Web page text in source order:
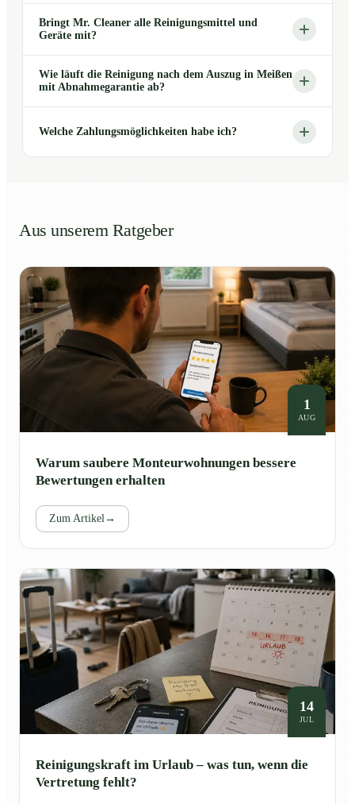
Bringt Mr. Cleaner alle Reinigungsmittel und
Geräte mit?
Wie läuft die Reinigung nach dem Auszug in Meißen
mit Abnahmegarantie ab?
Welche Zahlungsmöglichkeiten habe ich?
Aus unserem Ratgeber
1
AUG
Warum saubere Monteurwohnungen bessere
Bewertungen erhalten
Zum Artikel →
14
JUL
Reinigungskraft im Urlaub – was tun, wenn die
Vertretung fehlt?